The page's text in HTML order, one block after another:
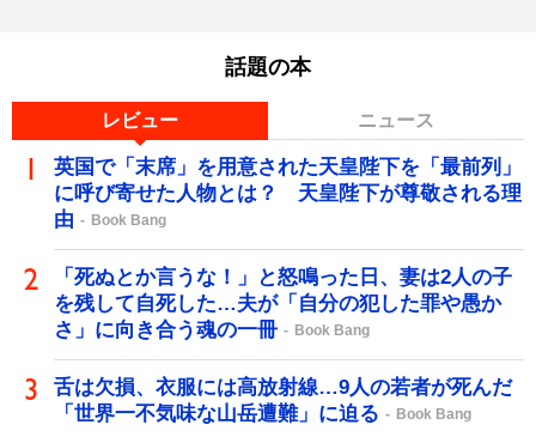
話題の本
レビュー ニュース
英国で「末席」を用意された天皇陛下を「最前列」
に呼び寄せた人物とは？ 天皇陛下が尊敬される理
由
Book Bang
「死ぬとか言うな！」と怒鳴った日、妻は2人の子
を残して自死した…夫が「自分の犯した罪や愚か
さ」に向き合う魂の一冊
Book Bang
舌は欠損、衣服には高放射線…9人の若者が死んだ
「世界一不気味な山岳遭難」に迫る
Book Bang